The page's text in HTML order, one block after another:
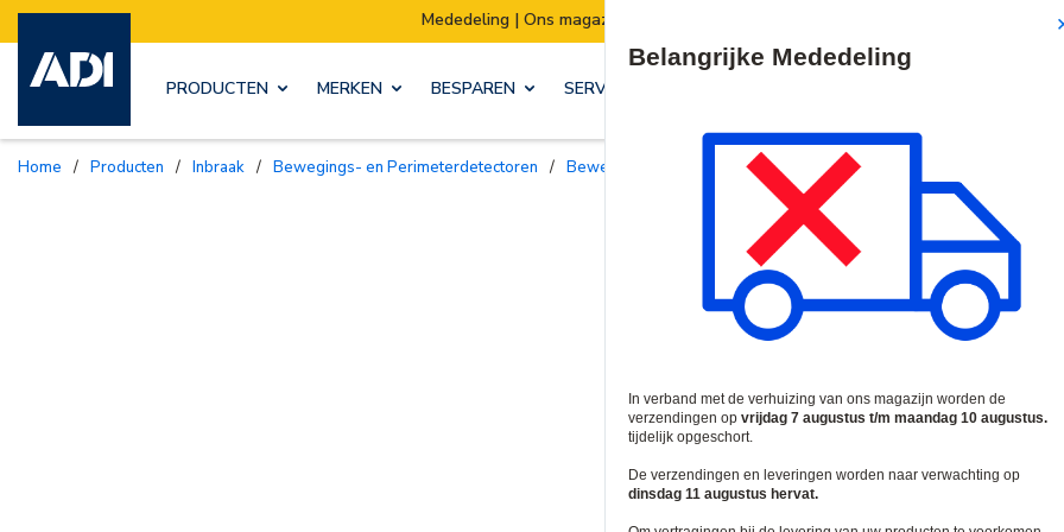
Mededeling | Ons magazijn verhuist: Verzendingen worden van 7 t/m 10 augustus opgeschort.
PRODUCTEN MERKEN BESPAREN SERVICES & OPLOSSINGEN
Home / Producten / Inbraak / Bewegings- en Perimeterdetectoren / Bewegingsdetectoren